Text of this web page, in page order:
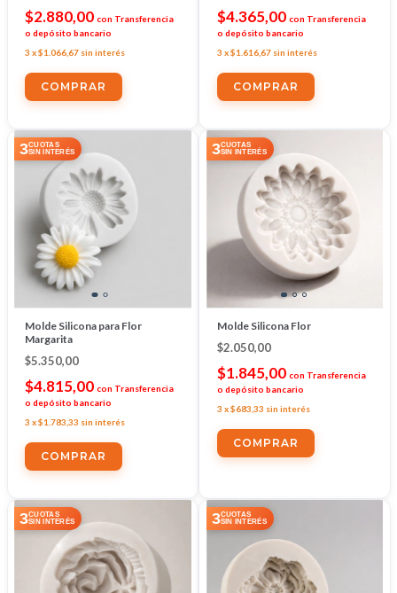
$2.880,00 con Transferencia
o depósito bancario
3 x$1.066,67 sin interés
$4.365,00 con Transferencia
o depósito bancario
3 x$1.616,67 sin interés
COMPRAR
3CUOTAS
SIN INTERÉS
Molde Silicona para Flor
Margarita
$5.350,00
$4.815,00 con Transferencia
o depósito bancario
3 x$1.783,33 sin interés
3CUOTAS
SIN INTERÉS
Molde Silicona Flor
$2.050,00
$1.845,00 con Transferencia
o depósito bancario
3 x$683,33 sin interés
3CUOTAS
SIN INTERÉS
3CUOTAS
SIN INTERÉS